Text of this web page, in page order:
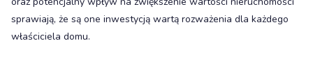
sprawiają, że są one inwestycją wartą rozważenia dla każdego
właściciela domu.